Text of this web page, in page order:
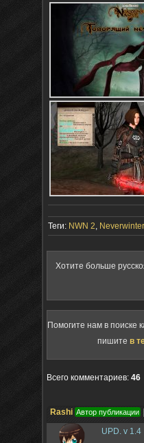
Теги: NWN 2,
Хотите больше
Помогите нам в поиске
пишите в
Всего комментариев: 46
Rashi Автор публикации
UPD. v 1.4